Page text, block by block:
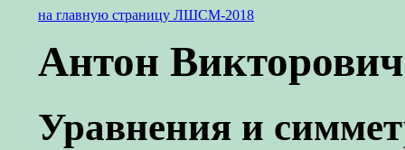
на главную страницу ЛШСМ-2018
Антон
Уравнения и